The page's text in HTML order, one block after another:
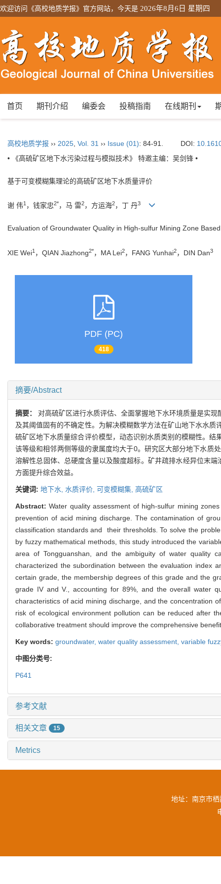
欢迎访问《高校地质学报》官方网站，今天是 2026年8月6日 星期四
首页 期刊介绍 编委会 投稿指南 在线期刊
高校地质学报 ›› 2025 Vol. 31 ›› Issue (01): 84-91. DOI:
• 《高硫矿区地下水污染过程与模拟技术》 特邀主编：吴剑锋 •
基于可变模糊集理论的高硫矿区地下水质量评价
谢 伟1 ，钱家忠2*，马 雷2，方运海2，丁 丹3
Evaluation of Groundwater Quality in High-sulfur Mining Zone
XIE Wei1 ，QIAN Jiazhong2*，MA Lei2，FANG Yunhai2，DIN Dan3
PDF (PC)
418
摘要/Abstract
摘要： 对高硫矿区进行水质评估、全面掌握地下水环境质量是实
及其阈值固有的不确定性。为解决模糊数学方法在矿山地下水水
硫矿区地下水质量综合评价模型，动态识别水质类别的模糊性。
该等级和相邻两侧等级的隶属度均大于0。研究区大部分地下水
溶解性总固体、总硬度含量以及酸度超标。矿井疏排水经异位末
方面提升综合效益。
关键词: 地下水, 水质评价, 可变模糊集, 高硫矿区
Abstract:Water quality assessment of high-sulfur mining
prevention of acid mining discharge. The contamination of
classification standards and their thresholds. To solve the
by fuzzy mathematical methods, this study introduced the
area of Tongguanshan, and the ambiguity of water quality
characterized the subordination between the evaluation index
certain grade, the membership degrees of this grade and the
grade IV and V., accounting for 89%, and the overall water
characteristics of acid mining discharge, and the concentration
risk of ecological environment pollution can be reduced after
collaborative treatment should improve the comprehensive
Key words: groundwater, water quality assessment, variable
中图分类号:
P641
参考文献
相关文章 15
Metrics
地址：南京市